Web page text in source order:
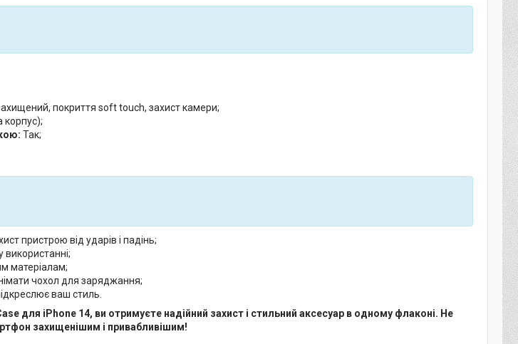
покриття soft touch, захист камери;
корпус);
Так;
пристрою від ударів і падінь;
використанні;
матеріалам;
чохол для заряджання;
ваш стиль.
для iPhone 14, ви отримуєте надійний захист і стильний аксесуар в одному флаконі. Не
захищенішим і привабливішим!